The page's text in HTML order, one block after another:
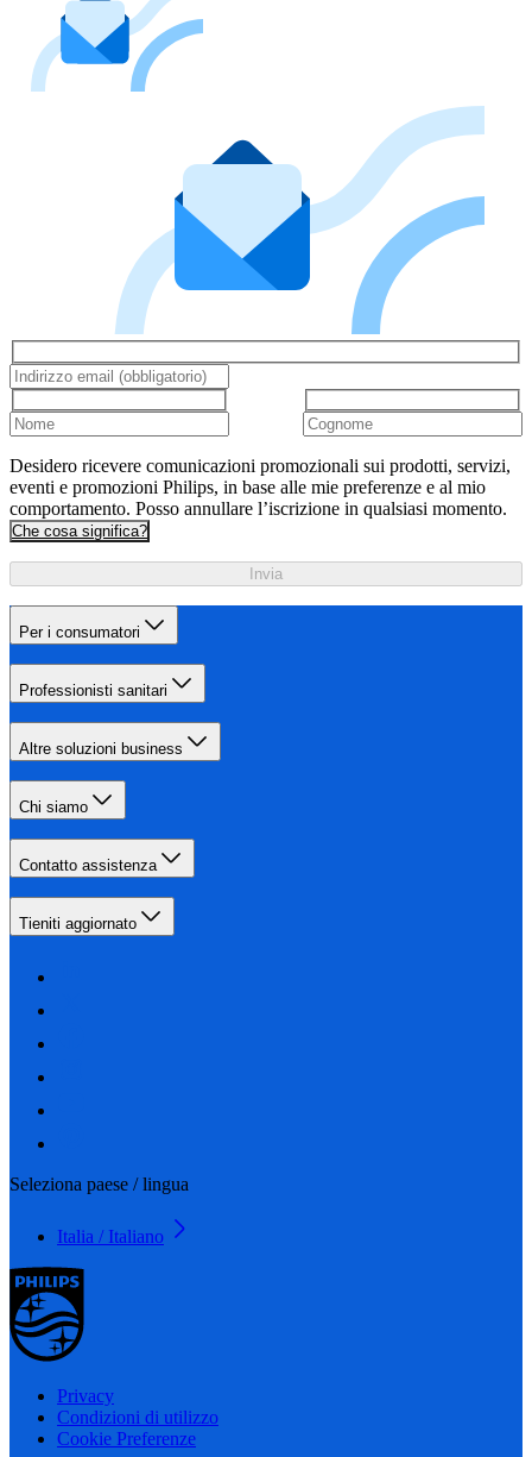
Desidero ricevere comunicazioni promozionali sui prodotti, servizi,
eventi e promozioni Philips, in base alle mie preferenze e al mio
comportamento. Posso annullare l’iscrizione in qualsiasi momento.
Che cosa significa?
Invia
Per i consumatori
Professionisti sanitari
Altre soluzioni business
Chi siamo
Contatto assistenza
Tieniti aggiornato
Seleziona paese / lingua
Italia / Italiano
Privacy
Condizioni di utilizzo
Cookie Preferenze